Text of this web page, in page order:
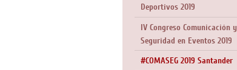
Deportivos 2019
IV Congreso Comunicación y
Seguridad en Eventos 2019
#COMASEG 2019 Santander